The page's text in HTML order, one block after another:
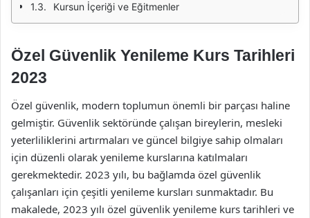
Kursun İçeriği ve Eğitmenler
Özel Güvenlik Yenileme Kurs Tarihleri
2023
Özel güvenlik, modern toplumun önemli bir parçası haline
gelmiştir. Güvenlik sektöründe çalışan bireylerin, mesleki
yeterliliklerini artırmaları ve güncel bilgiye sahip olmaları
için düzenli olarak yenileme kurslarına katılmaları
gerekmektedir. 2023 yılı, bu bağlamda özel güvenlik
çalışanları için çeşitli yenileme kursları sunmaktadır. Bu
makalede, 2023 yılı özel güvenlik yenileme kurs tarihleri ve